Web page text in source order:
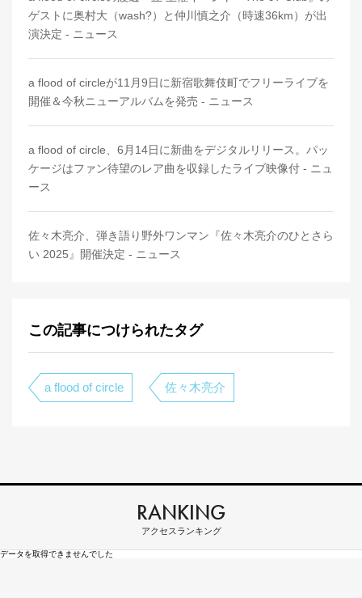
ゲストに奥村大（wash?）と仲川慎之介（時速36km）が出
演決定 - ニュース
a flood of circleが11月9日に新宿歌舞伎町でフリーライブを
開催＆今秋ニューアルバムを発売 - ニュース
a flood of circle、6月14日に新曲をデジタルリリース。パッ
ケージはファン待望のレア曲を収録したライブ映像付 - ニュ
ース
佐々木亮介、弾き語り野外ワンマン『佐々木亮介のひとさら
い 2025』開催決定 - ニュース
この記事につけられたタグ
a flood of circle 佐々木亮介
RANKING
アクセスランキング
データを取得できませんでした